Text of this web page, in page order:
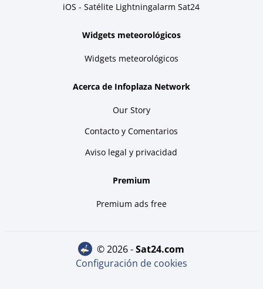
iOS - Satélite Lightningalarm Sat24
Widgets meteorológicos
Widgets meteorológicos
Acerca de Infoplaza Network
Our Story
Contacto y Comentarios
Aviso legal y privacidad
Premium
Premium ads free
© 2026 - sat24.com
Configuración de cookies